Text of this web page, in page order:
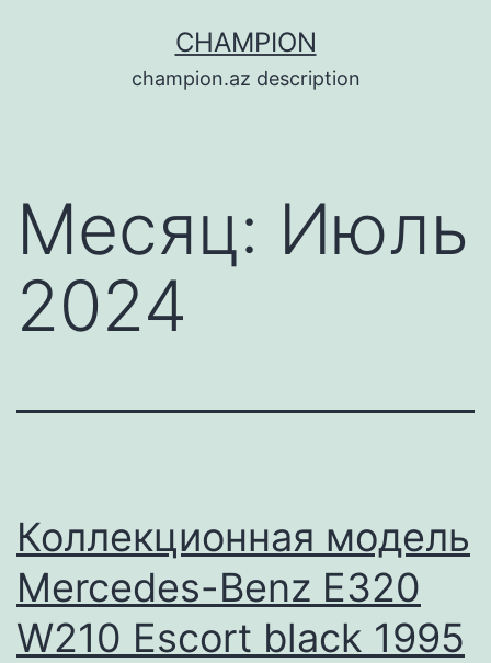
содержимому
CHAMPION
champion.az description
Месяц: Июль
2024
Коллекционная модель
Mercedes-Benz E320
W210 Escort black 1995